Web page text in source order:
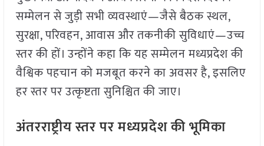
सम्मेलन से जुड़ी सभी व्यवस्थाएं—जैसे बैठक स्थल,
सुरक्षा, परिवहन, आवास और तकनीकी सुविधाएं—उच्च
स्तर की हों। उन्होंने कहा कि यह सम्मेलन मध्यप्रदेश की
वैश्विक पहचान को मजबूत करने का अवसर है, इसलिए
हर स्तर पर उत्कृष्टता सुनिश्चित की जाए।
अंतरराष्ट्रीय स्तर पर मध्यप्रदेश की भूमिका